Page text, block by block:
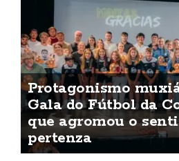
Protagonismo
Gala do Fútbol da
que agromou o
pertenza